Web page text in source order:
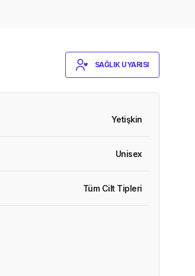
SAĞLIK UYARISI
Yetişkin
Unisex
Tüm Cilt Tipleri